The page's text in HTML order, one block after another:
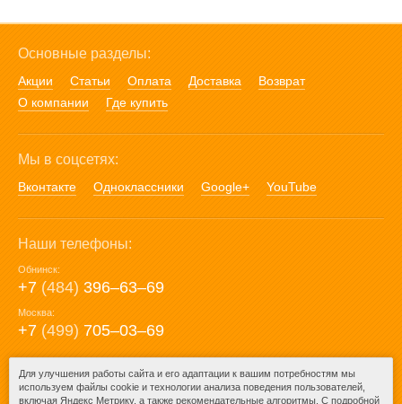
Основные разделы:
Акции Статьи Оплата Доставка
Возврат
О компании
Где купить
Мы в соцсетях:
Вконтакте Одноклассники Google+ YouTube
Наши телефоны:
Обнинск:
+7 (484) 396‒63‒69
Москва:
+7 (499) 705‒03‒69
E-mail:
mail@posuda40.ru
Для улучшения работы сайта и его адаптации к вашим потребностям мы
используем файлы cookie и технологии анализа поведения пользователей,
включая Яндекс Метрику, а также рекомендательные алгоритмы. С подробной